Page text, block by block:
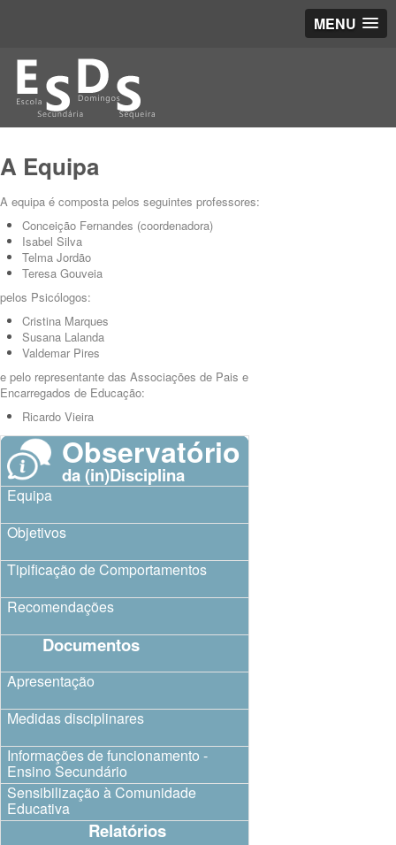
MENU
A Equipa
A equipa é composta pelos seguintes professores:
Conceição Fernandes (coordenadora)
Isabel Silva
Telma Jordão
Teresa Gouveia
pelos Psicólogos:
Cristina Marques
Susana Lalanda
Valdemar Pires
e pelo representante das Associações de Pais e
Encarregados de Educação:
Ricardo Vieira
Observatório
da (in)Disciplina
Equipa
Objetivos
Tipificação de Comportamentos
Recomendações
Documentos
Apresentação
Medidas disciplinares
Informações de funcionamento -
Ensino Secundário
Sensibilização à Comunidade
Educativa
Relatórios